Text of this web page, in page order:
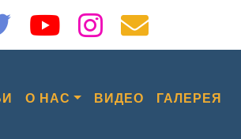
О НАС ВИДЕО ГАЛЕРЕЯ